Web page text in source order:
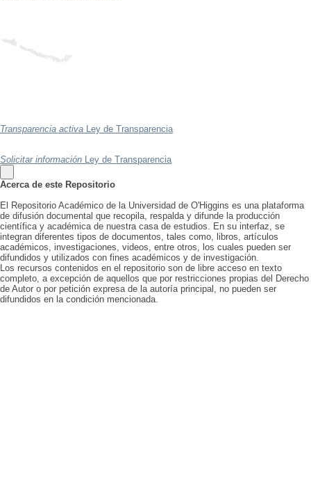
Transparencia activa Ley de Transparencia
Solicitar información Ley de Transparencia
Acerca de este Repositorio
El Repositorio Académico de la Universidad de O'Higgins es una plataforma
de difusión documental que recopila, respalda y difunde la producción
científica y académica de nuestra casa de estudios. En su interfaz, se
integran diferentes tipos de documentos, tales como, libros, artículos
académicos, investigaciones, videos, entre otros, los cuales pueden ser
difundidos y utilizados con fines académicos y de investigación.
Los recursos contenidos en el repositorio son de libre acceso en texto
completo, a excepción de aquellos que por restricciones propias del Derecho
de Autor o por petición expresa de la autoría principal, no pueden ser
difundidos en la condición mencionada.